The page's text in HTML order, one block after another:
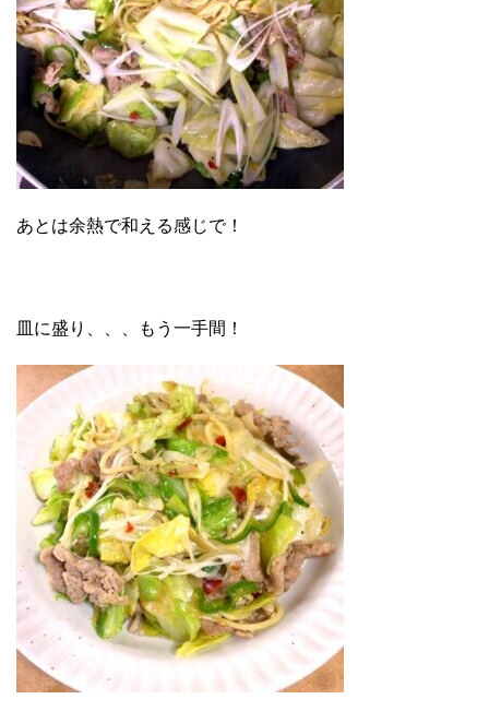
あとは余熱で和える感じで！
皿に盛り、、、もう一手間！